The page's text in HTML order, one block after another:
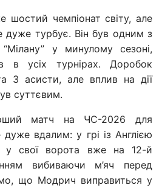
чемпіонат світу, але
дуже турбує. Він був одним з
у минулому сезоні,
в усіх турнірах. Доробок
3 асисти, але вплив на дії
суттєвим.
матч на ЧС-2026 для
вдалим: у грі із Англією
у свої ворота вже на 12-й
вибиваючи м’яч перед
що Модрич виправиться у